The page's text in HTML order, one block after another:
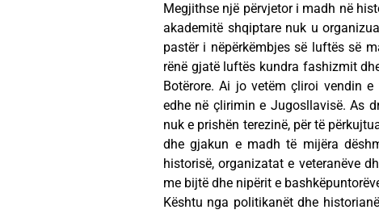
Megjithse një përvjetor i madh në
akademitë shqiptare nuk u
pastër i nëpërkëmbjes së luftës së
rënë gjatë luftës kundra fashizmit
Botërore. Ai jo vetëm çliroi vendin
edhe në çlirimin e Jugosllavisë. As
nuk e prishën terezinë, për të
dhe gjakun e madh të mijëra
historisë, organizatat e veteranëve
me bijtë dhe nipërit e
Kështu nga politikanët dhe